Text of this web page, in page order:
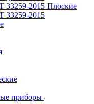
2015 Плоские
2015
приборы